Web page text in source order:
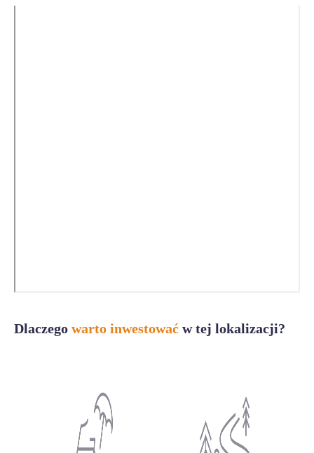
Dlaczego warto inwestować w tej lokalizacji?